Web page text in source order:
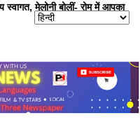
स्वागत, मेलोनी बोलीं- रोम में आपका